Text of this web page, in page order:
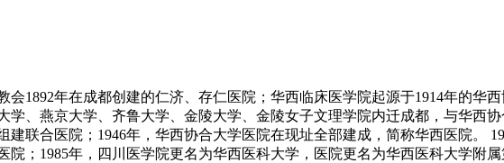
1892年在成都创建的仁济、存仁医院；华西临床医学院起源于1914年的华
学、燕京大学、齐鲁大学、金陵大学、金陵女子文理学院内迁成都，与华西
建联合医院；1946年，华西协合大学医院在现址全部建成，简称华西医院。
；1985年，四川医学院更名为华西医科大学，医院更名为华西医科大学附